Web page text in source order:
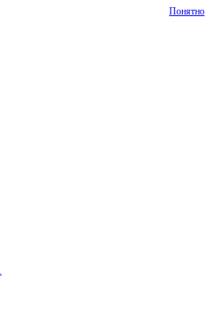
Понятно